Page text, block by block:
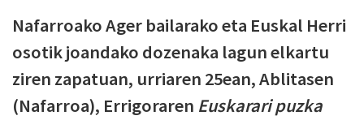
Nafarroako Ager bailarako eta Euskal Herri
osotik joandako dozenaka lagun elkartu
ziren zapatuan, urriaren 25ean, Ablitasen
(Nafarroa), Errigoraren Euskarari puzka